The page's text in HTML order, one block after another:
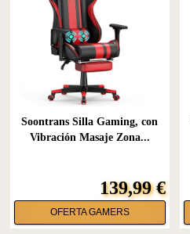
Soontrans Silla Gaming, con
Vibración Masaje Zona...
139,99 €
OFERTA GAMERS